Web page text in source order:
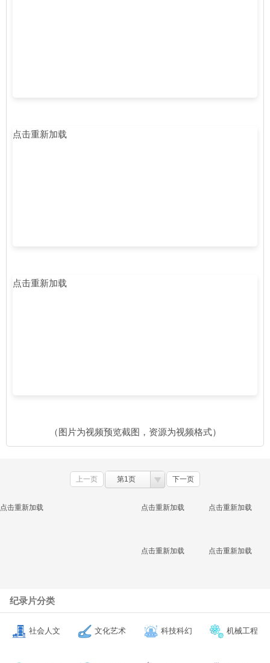
点击重新加载
点击重新加载
（图片为视频预览截图，资源为视频格式）
上一页 第1页 下一页
点击重新加载 点击重新加载 点击重新加载
点击重新加载 点击重新加载
纪录片分类
社会人文 文化艺术 科技科幻 机械工程